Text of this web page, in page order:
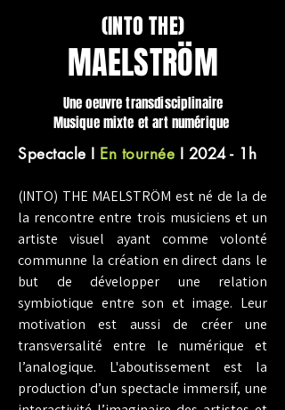
(INTO THE)
MAELSTRÖM
Une oeuvre transdisciplinaire
Musique mixte et art numérique
Spectacle I En tournée I 2024 - 1h
(INTO) THE MAELSTRÖM est né de la de
la rencontre entre trois musiciens et un
artiste visuel ayant comme volonté
communne la création en direct dans le
but de développer une relation
symbiotique entre son et image. Leur
motivation est aussi de créer une
transversalité entre le numérique et
l’analogique. L'aboutissement est la
production d’un spectacle immersif, une